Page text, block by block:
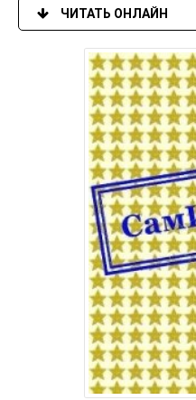
ЧИТАТЬ ОНЛАЙН